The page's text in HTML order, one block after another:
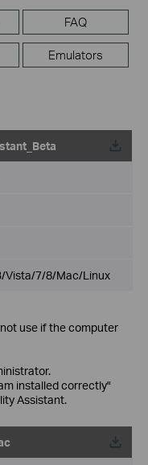
FAQ
Emulators
Vista/7/8/Mac/Linux
use if the computer
installed correctly"
Assistant.